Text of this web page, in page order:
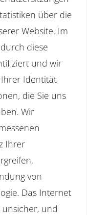
über die
Website. Im
diese
und wir
Identität
die Sie uns
Wir
Ihrer
von
Das Internet
und